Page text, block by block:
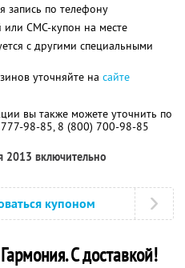
запись по телефону
или СМС-купон на месте
с другими специальными
уточняйте на сайте
вы также можете уточнить по
98-85, 8 (800) 700-98-85
2013 включительно
купоном
С доставкой!